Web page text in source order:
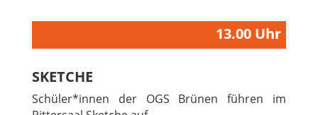
13.00 Uhr
SKETCHE
Schüler*innen der OGS Brünen führen im